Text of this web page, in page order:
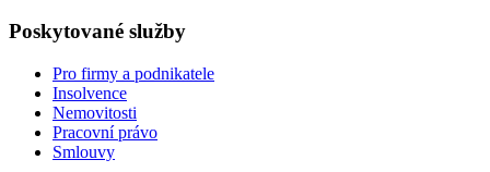
Poskytované služby
Pro firmy a podnikatele
Insolvence
Nemovitosti
Pracovní právo
Smlouvy